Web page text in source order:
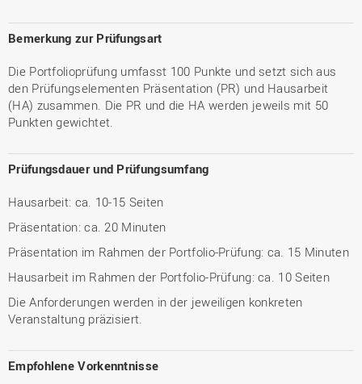
Bemerkung zur Prüfungsart
Die Portfolioprüfung umfasst 100 Punkte und setzt sich aus
den Prüfungselementen Präsentation (PR) und Hausarbeit
(HA) zusammen. Die PR und die HA werden jeweils mit 50
Punkten gewichtet.
Prüfungsdauer und Prüfungsumfang
Hausarbeit: ca. 10-15 Seiten
Präsentation: ca. 20 Minuten
Präsentation im Rahmen der Portfolio-Prüfung: ca. 15 Minuten
Hausarbeit im Rahmen der Portfolio-Prüfung: ca. 10 Seiten
Die Anforderungen werden in der jeweiligen konkreten
Veranstaltung präzisiert.
Empfohlene Vorkenntnisse